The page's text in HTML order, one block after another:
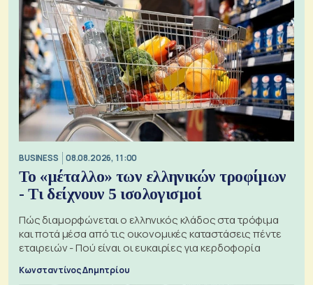
BUSINESS 08.08.2026, 11:00
Το «μέταλλο» των ελληνικών τροφίμων
- Τι δείχνουν 5 ισολογισμοί
Πώς διαμορφώνεται ο ελληνικός κλάδος στα τρόφιμα
και ποτά μέσα από τις οικονομικές καταστάσεις πέντε
εταιρειών - Πού είναι οι ευκαιρίες για κερδοφορία
Κωνσταντίνος Δημητρίου